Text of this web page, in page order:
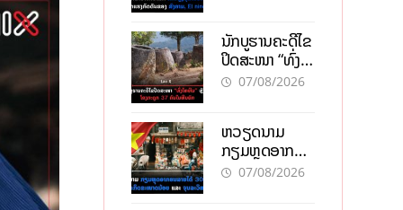
ສົງຄາມ, El
nino
ນັກບູຮານຄະດີໄຂ
ປິດສະໜາ “ທົ່ງ
ໄຫຫີນ” ຫຼັງພົບ
07/08/2026
ຫວຽດນາມ
ກຽມຫຼຸດອາກອນ
ລາຍໄດ້ 30%
07/08/2026